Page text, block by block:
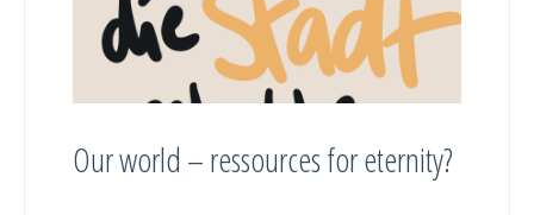
Our world – ressources for eternity?